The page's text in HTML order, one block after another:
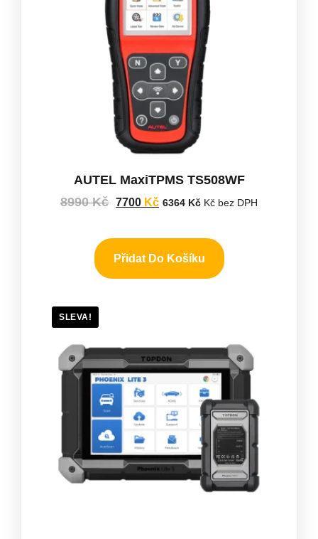
AUTEL MaxiTPMS TS508WF
8990Kč 7700 Kč 6364 Kč Kč bez DPH
Přidat Do Košíku
SLEVA!